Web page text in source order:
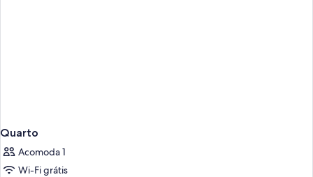
Quarto
Acomoda 1
Wi-Fi grátis